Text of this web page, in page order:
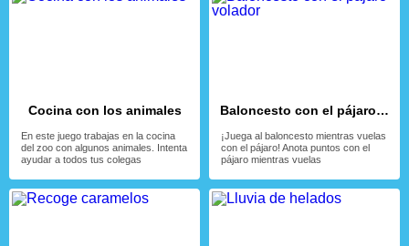
Cocina con los animales
En este juego trabajas en la cocina
del zoo con algunos animales. Intenta
ayudar a todos tus colegas
Baloncesto con el pájaro volador
¡Juega al baloncesto mientras vuelas
con el pájaro! Anota puntos con el
pájaro mientras vuelas